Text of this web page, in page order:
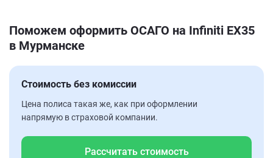
Поможем оформить ОСАГО на Infiniti EX35
в Мурманске
Стоимость без комиссии
Цена полиса такая же, как при оформлении
напрямую в страховой компании.
Рассчитать стоимость